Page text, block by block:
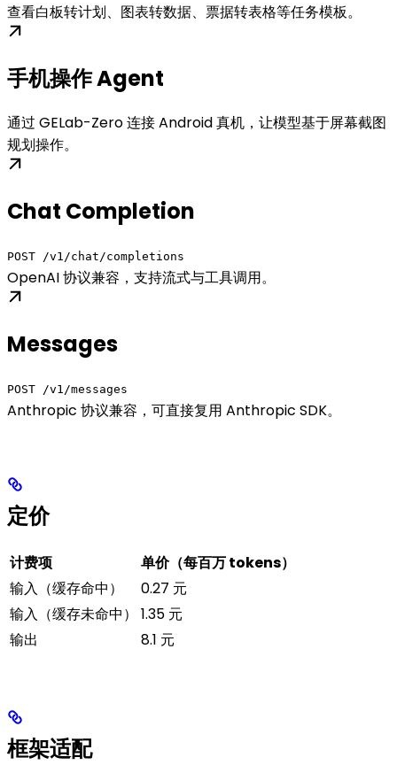
查看白板转计划、图表转数据、票据转表格等任务模板。
手机操作 Agent
通过 GELab-Zero 连接 Android 真机，让模型基于屏幕截图
规划操作。
Chat Completion
POST /v1/chat/completions
OpenAI 协议兼容，支持流式与工具调用。
Messages
POST /v1/messages
Anthropic 协议兼容，可直接复用 Anthropic SDK。
定价
计费项
单价（每百万 tokens）
输入（缓存命中）
0.27 元
输入（缓存未命中）
1.35 元
输出
8.1 元
框架适配